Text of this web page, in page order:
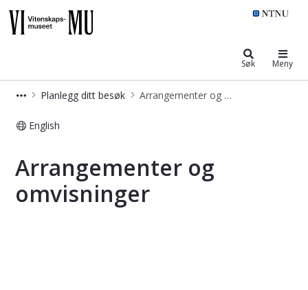
Søk Meny
Planlegg ditt besøk Arrangementer og omvisninger
English
Arrangementer og
omvisninger